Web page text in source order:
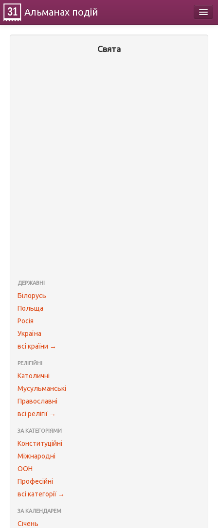
Альманах подій
Свята
ДЕРЖАВНІ
Білорусь
Польща
Росія
Україна
всі країни →
РЕЛІГІЙНІ
Католичні
Мусульманські
Православні
всі релігії →
ЗА КАТЕГОРІЯМИ
Конституційні
Міжнародні
ООН
Професійні
всі категорії →
ЗА КАЛЕНДАРЕМ
Січень